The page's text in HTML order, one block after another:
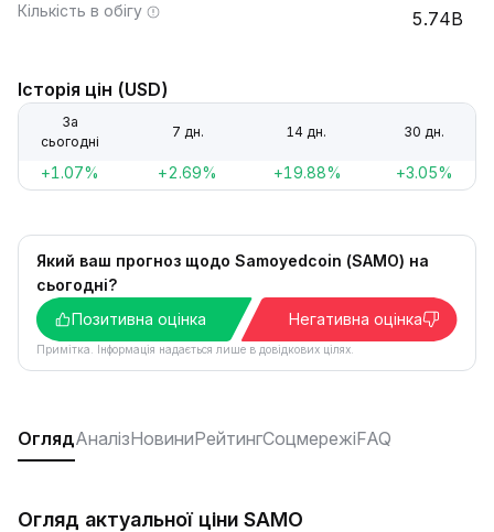
Кількість в обігу 5.74B
Історія цін (USD)
За
сьогодні
7 дн. 14 дн. 30 дн.
+1.07% +2.69% +19.88% +3.05%
Який ваш прогноз щодо Samoyedcoin (SAMO) на
сьогодні?
Позитивна оцінка
Негативна оцінка
Примітка. Інформація надається лише в довідкових цілях.
ОглядАналізНовиниРейтингСоцмережіFAQ
Огляд актуальної ціни SAMO